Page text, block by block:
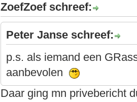
ZoefZoef schreef:
Peter Janse schreef:
p.s. als iemand een
aanbevolen
Daar ging mn privebericht